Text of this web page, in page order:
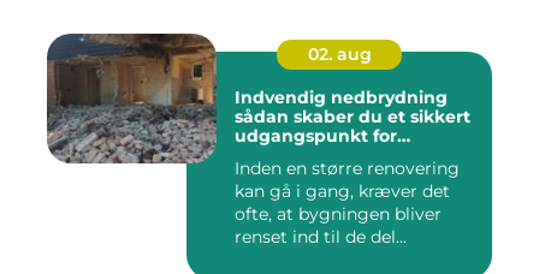
02. aug
Indvendig nedbrydning
sådan skaber du et sikkert
udgangspunkt for
Inden en større renovering
kan gå i gang, kræver det
ofte, at bygningen bliver
renset ind til de del...